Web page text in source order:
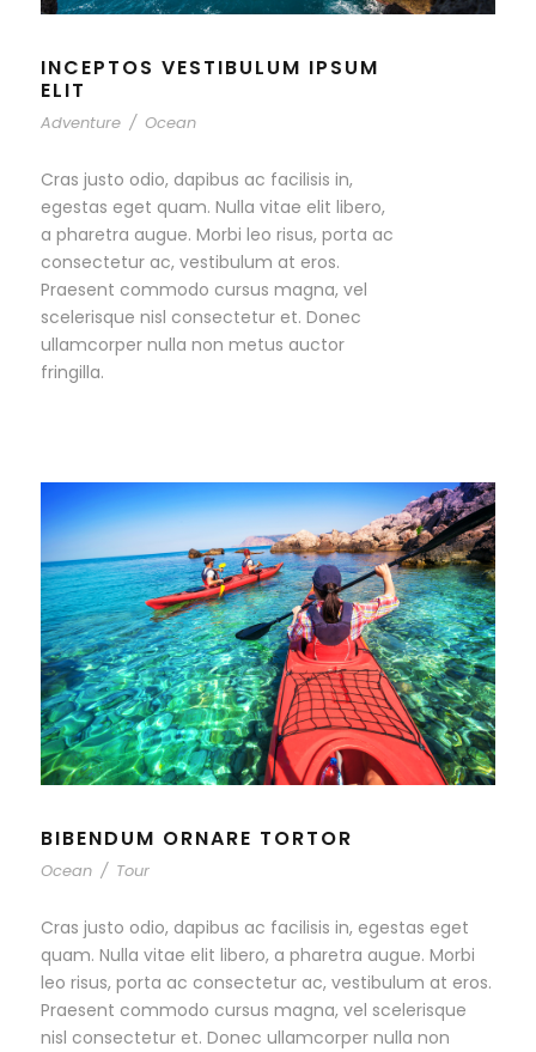
INCEPTOS VESTIBULUM IPSUM
ELIT
Adventure / Ocean
Cras justo odio, dapibus ac facilisis in,
egestas eget quam. Nulla vitae elit libero,
a pharetra augue. Morbi leo risus, porta ac
consectetur ac, vestibulum at eros.
Praesent commodo cursus magna, vel
scelerisque nisl consectetur et. Donec
ullamcorper nulla non metus auctor
fringilla.
BIBENDUM ORNARE TORTOR
Ocean / Tour
Cras justo odio, dapibus ac facilisis in, egestas eget
quam. Nulla vitae elit libero, a pharetra augue. Morbi
leo risus, porta ac consectetur ac, vestibulum at eros.
Praesent commodo cursus magna, vel scelerisque
nisl consectetur et. Donec ullamcorper nulla non